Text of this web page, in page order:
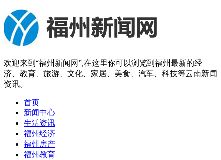
欢迎来到“福州新闻网”,在这里你可以浏览到福州最新的经
济、教育、旅游、文化、家居、美食、汽车、科技等云南新闻
资讯。
首页
新闻中心
生活资讯
福州经济
福州房产
福州教育